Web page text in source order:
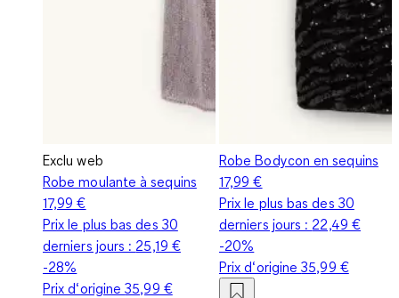
Exclu web
Robe moulante à sequins
17,99 €
Prix le plus bas des 30
derniers jours : 25,19 €
-28%
Prix d‘origine35,99 €
Robe Bodycon en sequins
17,99 €
Prix le plus bas des 30
derniers jours : 22,49 €
-20%
Prix d‘origine35,99 €